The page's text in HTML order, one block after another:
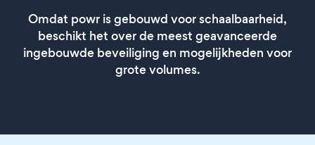
Omdat powr is gebouwd voor schaalbaarheid,
beschikt het over de meest geavanceerde
ingebouwde beveiliging en mogelijkheden voor
grote volumes.